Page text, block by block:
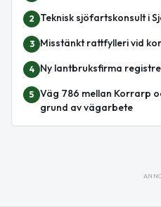
2 Teknisk sjöfartskonsult i
3 Misstänkt rattfylleri vid
4 Ny lantbruksfirma
5 Väg 786 mellan Korrarp
grund av vägarbete